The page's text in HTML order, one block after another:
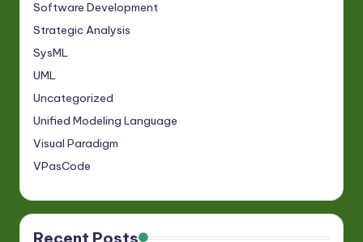
Software Development
Strategic Analysis
SysML
UML
Uncategorized
Unified Modeling Language
Visual Paradigm
VPasCode